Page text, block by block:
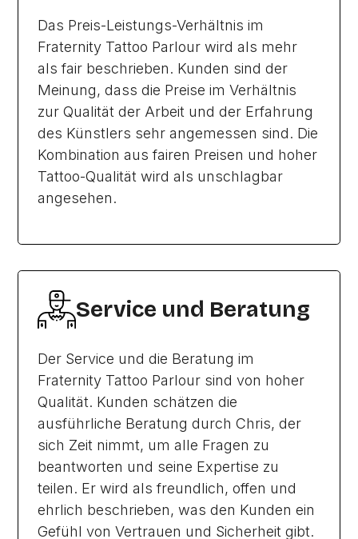
Das Preis-Leistungs-Verhältnis im
Fraternity Tattoo Parlour wird als mehr
als fair beschrieben. Kunden sind der
Meinung, dass die Preise im Verhältnis
zur Qualität der Arbeit und der Erfahrung
des Künstlers sehr angemessen sind. Die
Kombination aus fairen Preisen und hoher
Tattoo-Qualität wird als unschlagbar
angesehen.
Service und Beratung
Der Service und die Beratung im
Fraternity Tattoo Parlour sind von hoher
Qualität. Kunden schätzen die
ausführliche Beratung durch Chris, der
sich Zeit nimmt, um alle Fragen zu
beantworten und seine Expertise zu
teilen. Er wird als freundlich, offen und
ehrlich beschrieben, was den Kunden ein
Gefühl von Vertrauen und Sicherheit gibt.